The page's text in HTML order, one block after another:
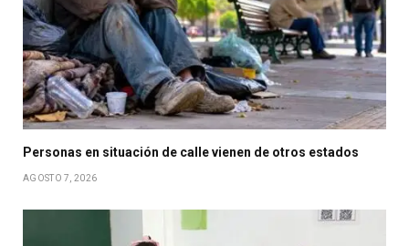
Personas en situación de calle vienen de otros estados
AGOSTO 7, 2026